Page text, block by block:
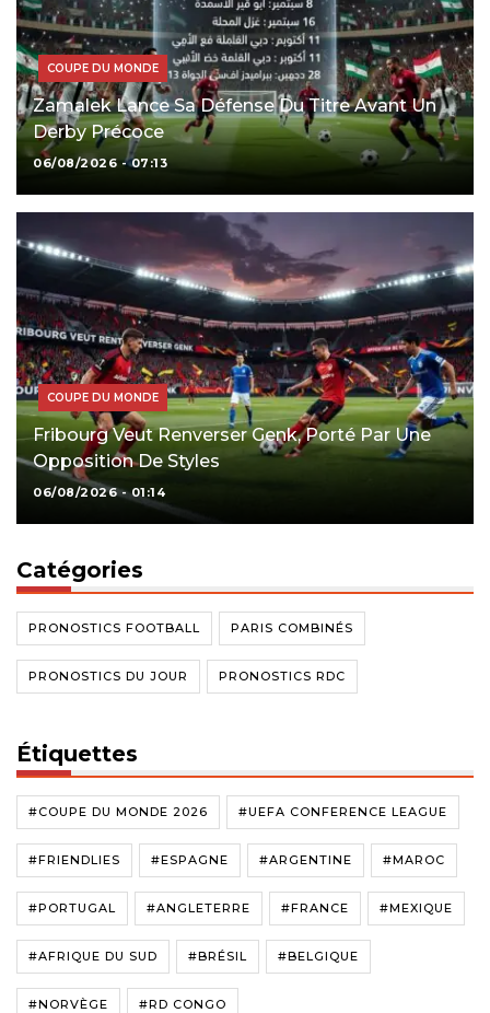
COUPE DU MONDE
Zamalek Lance Sa Défense Du Titre Avant Un
Derby Précoce
06/08/2026 - 07:13
COUPE DU MONDE
Fribourg Veut Renverser Genk, Porté Par Une
Opposition De Styles
06/08/2026 - 01:14
Catégories
PRONOSTICS FOOTBALL PARIS COMBINÉS
PRONOSTICS DU JOUR PRONOSTICS RDC
Étiquettes
#COUPE DU MONDE 2026 #UEFA CONFERENCE LEAGUE
#FRIENDLIES #ESPAGNE #ARGENTINE #MAROC
#PORTUGAL #ANGLETERRE #FRANCE #MEXIQUE
#AFRIQUE DU SUD #BRÉSIL #BELGIQUE
#NORVÈGE #RD CONGO